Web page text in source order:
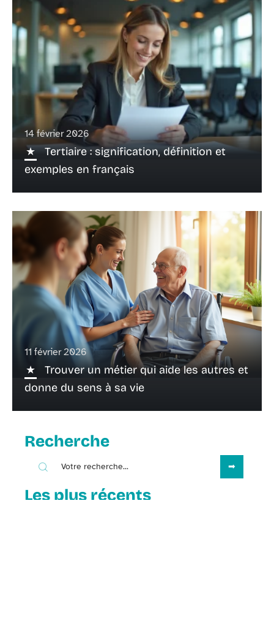
14 février 2026
Tertiaire : signification, définition et
exemples en français
11 février 2026
Trouver un métier qui aide les autres et
donne du sens à sa vie
Recherche
Les plus récents